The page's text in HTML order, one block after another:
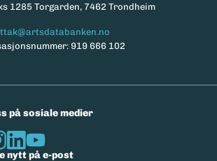
1285 Torgarden, 7462 Trondheim
919 666 102
på sosiale medier
nytt på e-post